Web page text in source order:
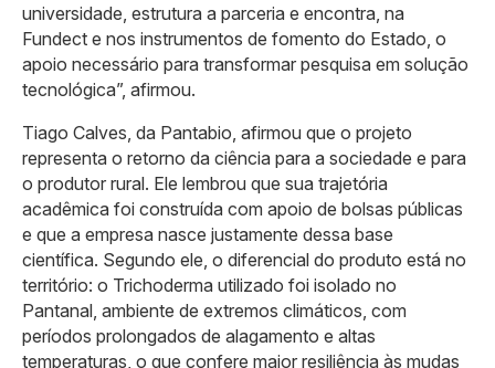
universidade, estrutura a parceria e encontra, na
Fundect e nos instrumentos de fomento do Estado, o
apoio necessário para transformar pesquisa em solução
tecnológica”, afirmou.
Tiago Calves, da Pantabio, afirmou que o projeto
representa o retorno da ciência para a sociedade e para
o produtor rural. Ele lembrou que sua trajetória
acadêmica foi construída com apoio de bolsas públicas
e que a empresa nasce justamente dessa base
científica. Segundo ele, o diferencial do produto está no
território: o Trichoderma utilizado foi isolado no
Pantanal, ambiente de extremos climáticos, com
períodos prolongados de alagamento e altas
temperaturas, o que confere maior resiliência às mudas